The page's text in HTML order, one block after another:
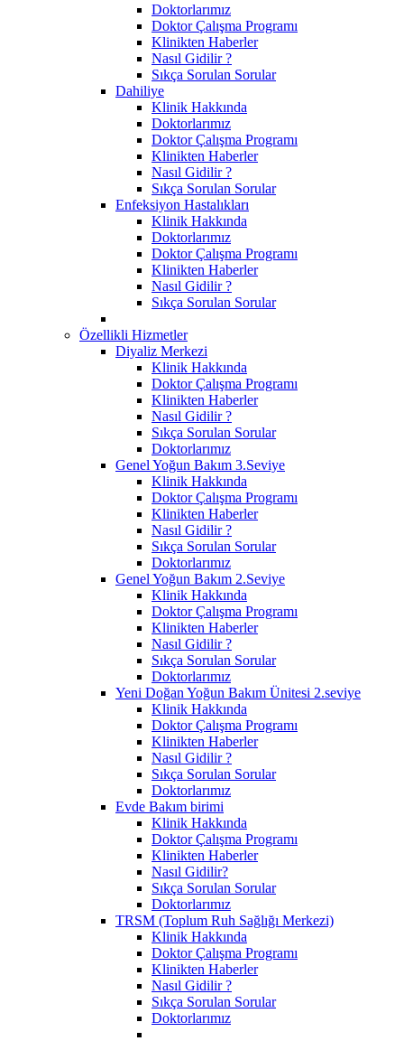
Doktorlarımız
Doktor Çalışma Programı
Klinikten Haberler
Nasıl Gidilir ?
Sıkça Sorulan Sorular
Dahiliye
Klinik Hakkında
Doktorlarımız
Doktor Çalışma Programı
Klinikten Haberler
Nasıl Gidilir ?
Sıkça Sorulan Sorular
Enfeksiyon Hastalıkları
Klinik Hakkında
Doktorlarımız
Doktor Çalışma Programı
Klinikten Haberler
Nasıl Gidilir ?
Sıkça Sorulan Sorular
Özellikli Hizmetler
Diyaliz Merkezi
Klinik Hakkında
Doktor Çalışma Programı
Klinikten Haberler
Nasıl Gidilir ?
Sıkça Sorulan Sorular
Doktorlarımız
Genel Yoğun Bakım 3.Seviye
Klinik Hakkında
Doktor Çalışma Programı
Klinikten Haberler
Nasıl Gidilir ?
Sıkça Sorulan Sorular
Doktorlarımız
Genel Yoğun Bakım 2.Seviye
Klinik Hakkında
Doktor Çalışma Programı
Klinikten Haberler
Nasıl Gidilir ?
Sıkça Sorulan Sorular
Doktorlarımız
Yeni Doğan Yoğun Bakım Ünitesi 2.seviye
Klinik Hakkında
Doktor Çalışma Programı
Klinikten Haberler
Nasıl Gidilir ?
Sıkça Sorulan Sorular
Doktorlarımız
Evde Bakım birimi
Klinik Hakkında
Doktor Çalışma Programı
Klinikten Haberler
Nasıl Gidilir?
Sıkça Sorulan Sorular
Doktorlarımız
TRSM (Toplum Ruh Sağlığı Merkezi)
Klinik Hakkında
Doktor Çalışma Programı
Klinikten Haberler
Nasıl Gidilir ?
Sıkça Sorulan Sorular
Doktorlarımız